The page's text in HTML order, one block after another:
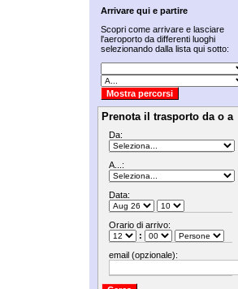
Arrivare qui e partire
Scopri come arrivare e lasciare
l'aeroporto da differenti luoghi
selezionando dalla lista qui sotto:
Prenota il trasporto da o a
Da:
A...:
Data:
Orario di arrivo:
:
email (opzionale):